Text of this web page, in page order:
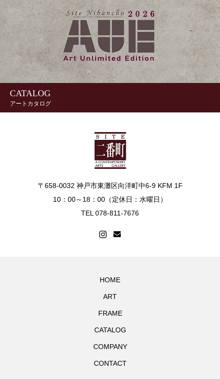
CATALOG
アートカタログ
〒658-0032 神戸市東灘区向洋町中6-9 KFM 1F
10：00～18：00（定休日：水曜日）
TEL 078-811-7676
HOME
ART
FRAME
CATALOG
COMPANY
CONTACT